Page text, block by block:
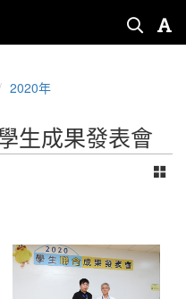
2020年
生成果發表會